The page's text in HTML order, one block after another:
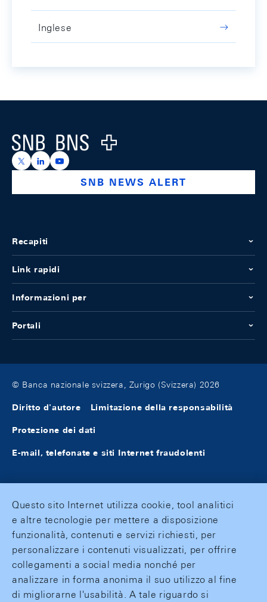
Inglese
Logo
https://x.com/snb_bns
https://ch.linkedin.com/company/swiss-national-
https://www.youtube.com/@swissnationalbank
SNB NEWS ALERT
Recapiti
Link rapidi
Informazioni per
Portali
© Banca nazionale svizzera, Zurigo (Svizzera) 2026
Diritto d'autore Limitazione della responsabilità
Protezione dei dati
E-mail, telefonate e siti Internet fraudolenti
Questo sito Internet utilizza cookie, tool analitici
e altre tecnologie per mettere a disposizione
funzionalità, contenuti e servizi richiesti, per
personalizzare i contenuti visualizzati, per offrire
collegamenti a social media nonché per
analizzare in forma anonima il suo utilizzo al fine
di migliorarne l'usabilità. A tale riguardo si